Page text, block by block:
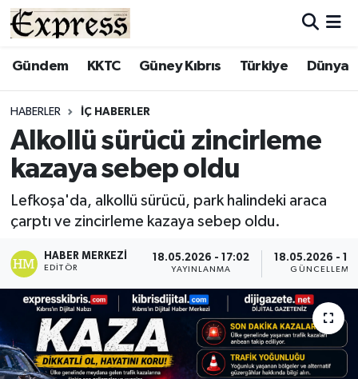
Gündem KKTC Güney Kıbrıs Türkiye Dünya
HABERLER İÇ HABERLER
Alkollü sürücü zincirleme
kazaya sebep oldu
Lefkoşa'da, alkollü sürücü, park halindeki araca
çarptı ve zincirleme kazaya sebep oldu.
HABER MERKEZI
EDITÖR
18.05.2026 - 17:02
YAYINLANMA
18.05.2026 -
GÜNCELLEME
ALAYKÖY
BİLİM
ÇATALKÖY
DÜNYA
EĞİTİM
EKONOMİ
ENGLISH
Hava Durumu
Süper Lig Puan Durumu ve Fikstür
Tüm Manşetler
Son Dakika Haberleri
Haber Arşivi